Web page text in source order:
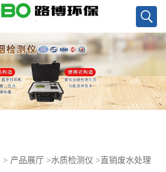
> 产品展厅 >水质检测仪 > 直销废水处理